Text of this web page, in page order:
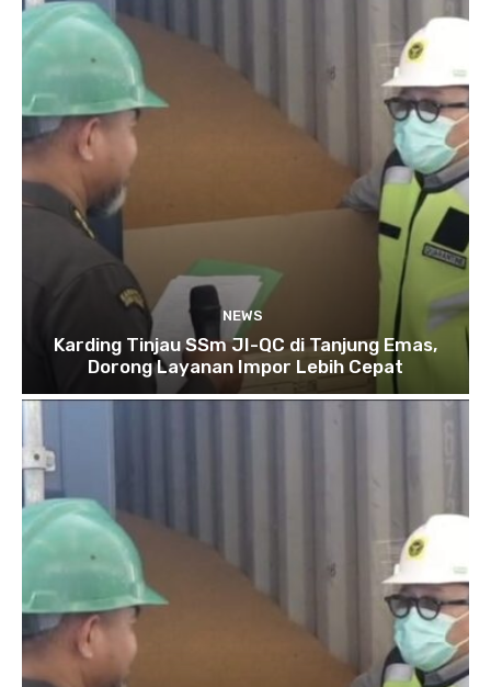
NEWS
Karding Tinjau SSm JI-QC di Tanjung Emas,
Dorong Layanan Impor Lebih Cepat